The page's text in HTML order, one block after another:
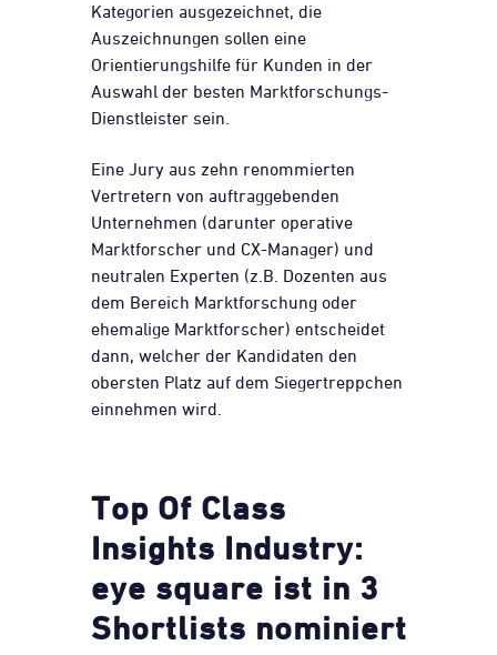
Kategorien ausgezeichnet, die
Auszeichnungen sollen eine
Orientierungshilfe für Kunden in der
Auswahl der besten Marktforschungs-
Dienstleister sein.
Eine Jury aus zehn renommierten
Vertretern von auftraggebenden
Unternehmen (darunter operative
Marktforscher und CX-Manager) und
neutralen Experten (z.B. Dozenten aus
dem Bereich Marktforschung oder
ehemalige Marktforscher) entscheidet
dann, welcher der Kandidaten den
obersten Platz auf dem Siegertreppchen
einnehmen wird.
Top Of Class
Insights Industry:
eye square ist in 3
Shortlists nominiert